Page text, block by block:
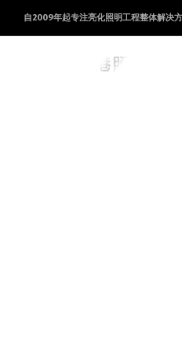
自2009年起专注亮化照明工程整体解决